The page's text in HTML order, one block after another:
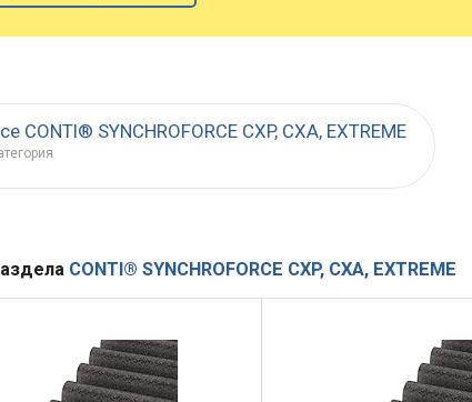
CONTI® SYNCHROFORCE CXP, CXA, EXTREME
CONTI® SYNCHROFORCE CXP, CXA, EXTREME